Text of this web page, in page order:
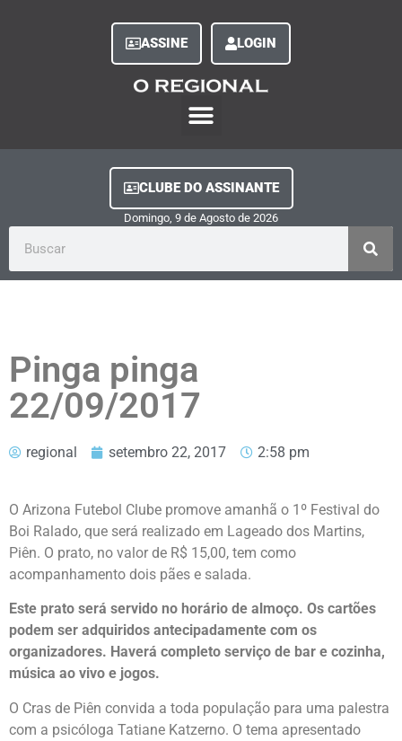
ASSINE LOGIN
CLUBE DO ASSINANTE
Domingo, 9 de Agosto de 2026
Pinga pinga
22/09/2017
regional setembro 22, 2017 2:58 pm
O Arizona Futebol Clube promove amanhã o 1º Festival do
Boi Ralado, que será realizado em Lageado dos Martins,
Piên. O prato, no valor de R$ 15,00, tem como
acompanhamento dois pães e salada.
Este prato será servido no horário de almoço. Os cartões
podem ser adquiridos antecipadamente com os
organizadores. Haverá completo serviço de bar e cozinha,
música ao vivo e jogos.
O Cras de Piên convida a toda população para uma palestra
com a psicóloga Tatiane Katzerno. O tema apresentado